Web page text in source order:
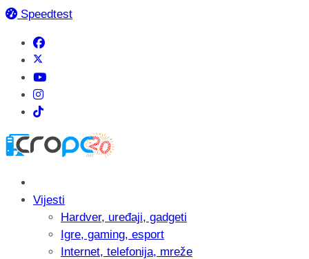
Speedtest
Vijesti
Hardver, uređaji, gadgeti
Igre, gaming, esport
Internet, telefonija, mreže